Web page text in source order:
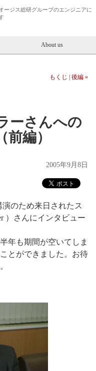
ージス総研グループのエンジニアに
About us
もくじ 後編 »
ーさんへの
編）
2005年9月8日
演のため来日されたス
）さんにインタビュー
年も期間が空いてしま
とができました。お待